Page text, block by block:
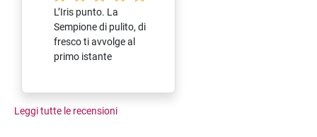
L’Iris punto. La
Sempione di pulito, di
fresco ti avvolge al
primo istante
Leggi tutte le recensioni